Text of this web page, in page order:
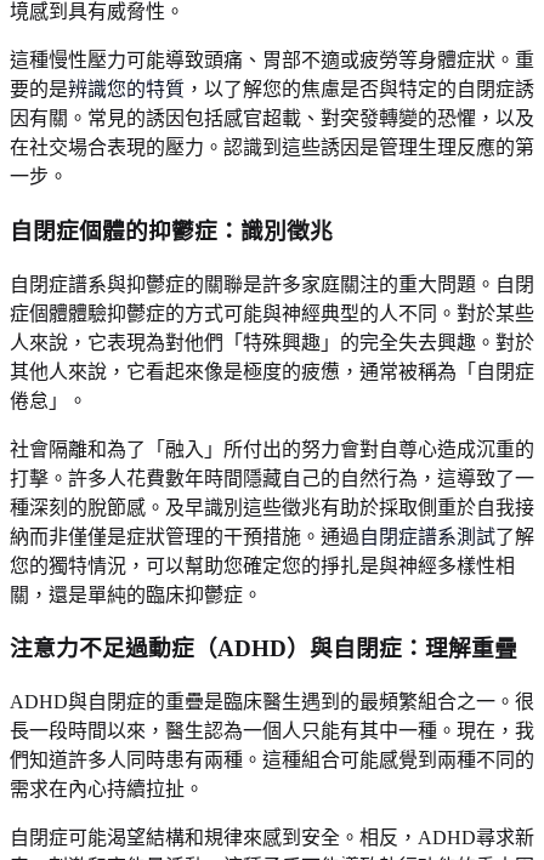
境感到具有威脅性。
這種慢性壓力可能導致頭痛、胃部不適或疲勞等身體症狀。重
要的是辨識您的特質 ，以了解您的焦慮是否與特定的自閉症誘
因有關。常見的誘因包括感官超載、對突發轉變的恐懼，以及
在社交場合表現的壓力。認識到這些誘因是管理生理反應的第
一步。
自閉症個體的抑鬱症 ：識別徵兆
自閉症譜系與抑鬱症的關聯是許多家庭關注的重大問題。自閉
症個體體驗抑鬱症的方式可能與神經典型的人不同。對於某些
人來說，它表現為對他們「特殊興趣」的完全失去興趣。對於
其他人來說，它看起來像是極度的疲憊，通常被稱為「自閉症
倦怠」。
社會隔離和為了「融入」所付出的努力會對自尊心造成沉重的
打擊。許多人花費數年時間隱藏自己的自然行為，這導致了一
種深刻的脫節感。及早識別這些徵兆有助於採取側重於自我接
納而非僅僅是症狀管理的干預措施。通過自閉症譜系測試了解
您的獨特情況，可以幫助您確定您的掙扎是與神經多樣性相
關，還是單純的臨床抑鬱症。
注意力不足過動症（ADHD）與自閉症 ：理解重疊
ADHD與自閉症的重疊是臨床醫生遇到的最頻繁組合之一。很
長一段時間以來，醫生認為一個人只能有其中一種。現在，我
們知道許多人同時患有兩種。這種組合可能感覺到兩種不同的
需求在內心持續拉扯。
自閉症可能渴望結構和規律來感到安全。相反，ADHD尋求新